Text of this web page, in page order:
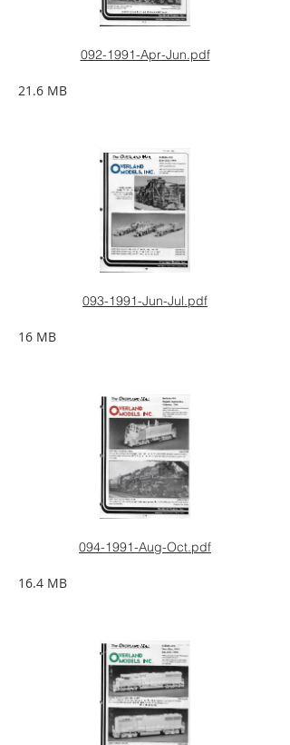
092-1991-Apr-Jun.pdf
21.6 MB
093-1991-Jun-Jul.pdf
16 MB
094-1991-Aug-Oct.pdf
16.4 MB